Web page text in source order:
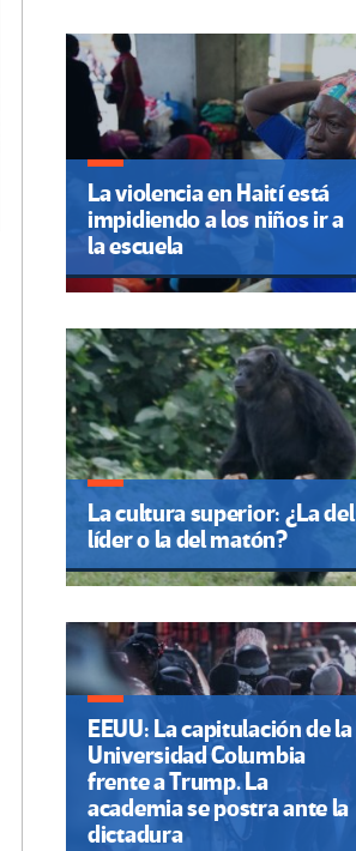
La violencia en Haití está
impidiendo a los niños ir a
la escuela
La cultura superior: ¿La del
líder o la del matón?
EEUU: La capitulación de la
Universidad Columbia
frente a Trump. La
academia se postra ante la
dictadura